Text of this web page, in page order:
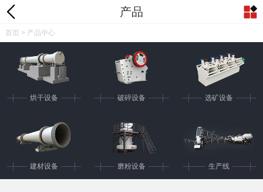
产品
首页 > 产品中心
烘干设备 破碎设备 选矿设备
建材设备 磨粉设备 生产线